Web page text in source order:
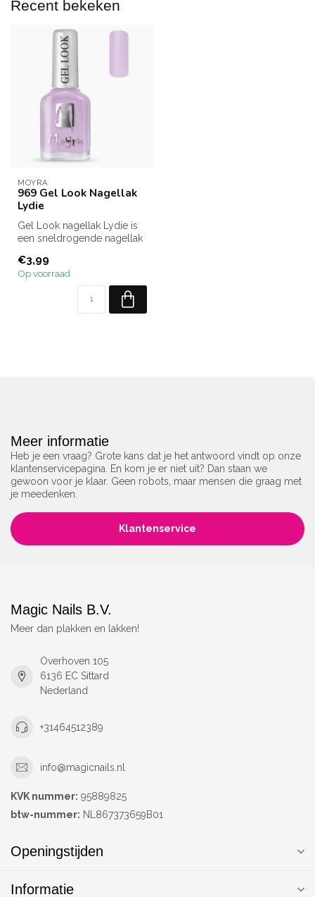
Recent bekeken
MOYRA
969 Gel Look Nagellak
Lydie
Gel Look nagellak Lydie is
een sneldrogende nagellak
Ben je op zoek...
€3,99
Op voorraad
Meer informatie
Heb je een vraag? Grote kans dat je het antwoord vindt op onze
klantenservicepagina. En kom je er niet uit? Dan staan we
gewoon voor je klaar. Geen robots, maar mensen die graag met
je meedenken.
Klantenservice
Magic Nails B.V.
Meer dan plakken en lakken!
Overhoven 105
6136 EC Sittard
Nederland
+31464512389
info@magicnails.nl
KVK nummer: 95889825
btw-nummer: NL867373659B01
Openingstijden
Informatie